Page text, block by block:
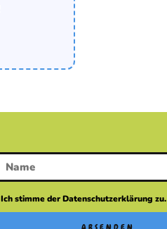
Ich stimme der Datenschutzerklärung zu.